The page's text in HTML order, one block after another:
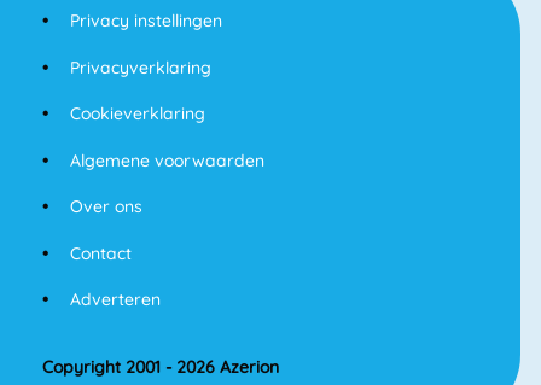
Privacy instellingen
Privacyverklaring
Cookieverklaring
Algemene voorwaarden
Over ons
Contact
Adverteren
Copyright 2001 - 2026 Azerion